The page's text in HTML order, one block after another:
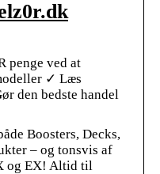
penge ved at
✓ Læs
den bedste handel
Boosters, Decks,
– og tonsvis af
og EX! Altid til